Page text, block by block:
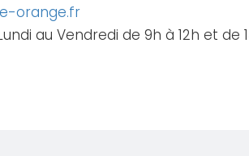
orange.fr
au Vendredi de 9h à 12h et de